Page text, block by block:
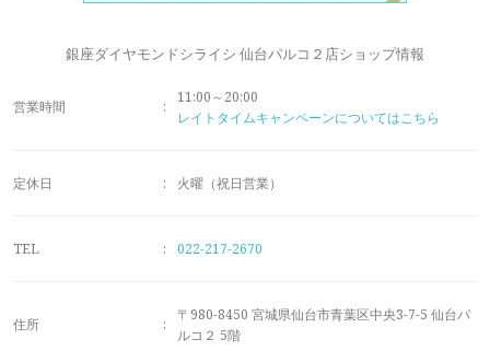
プロフェッショナルズ
メモリアルアルバム
レーザー刻印サービス
ナノジュエリーコート
店舗のご案内
リングコラム
銀座ダイヤモンドシライシ 仙台パルコ２店ショップ情報
営業時間 :
11:00～20:00
レイトタイムキャンペーンについてはこちら
定休日 : 火曜（祝日営業）
TEL : 022-217-2670
住所 :
〒980-8450 宮城県仙台市青葉区中央3-7-5 仙台パ
ルコ２ 5階